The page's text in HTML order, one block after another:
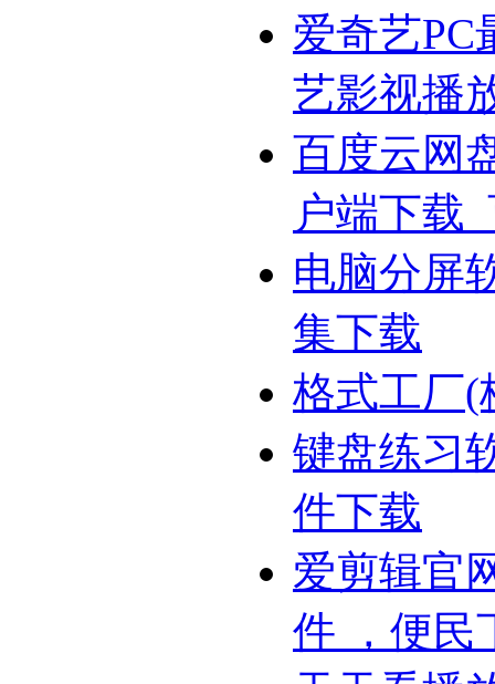
爱奇艺PC
艺影视播
百度云网
户端下载
电脑分屏
集下载
格式工厂(
键盘练习
件下载
爱剪辑官
件 ，便民